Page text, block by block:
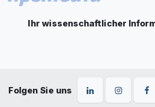
Ihr wissenschaftlicher
Folgen Sie uns